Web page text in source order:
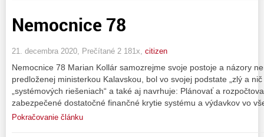
Nemocnice 78
21. decembra 2020, Prečítané 2 181x, citizen
Nemocnice 78 Marian Kollár samozrejme svoje postoje a názory
predloženej ministerkou Kalavskou, bol vo svojej podstate „zlý a
„systémových riešeniach“ a také aj navrhuje: Plánovať a
zabezpečené dostatočné finančné krytie systému a výdavkov vo
Pokračovanie článku